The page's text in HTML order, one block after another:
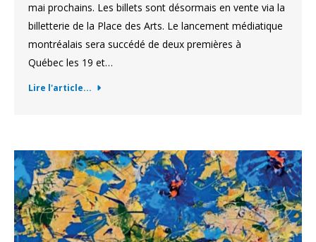
mai prochains. Les billets sont désormais en vente via la
billetterie de la Place des Arts. Le lancement médiatique
montréalais sera succédé de deux premières à
Québec les 19 et…
Lire l'article...